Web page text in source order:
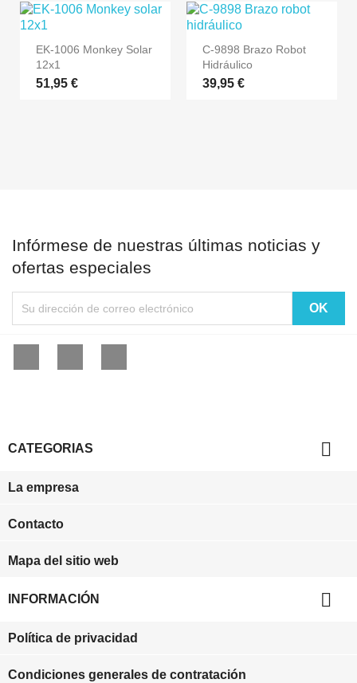
EK-1006 Monkey Solar
12x1
51,95 €
C-9898 Brazo Robot
Hidráulico
39,95 €
Infórmese de nuestras últimas noticias y
ofertas especiales
CATEGORIAS 
La empresa
Contacto
Mapa del sitio web
INFORMACIÓN 
Política de privacidad
Condiciones generales de contratación